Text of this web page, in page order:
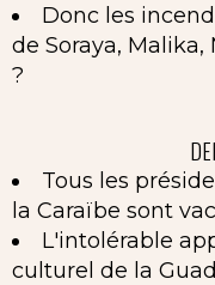
Donc les
de Soraya,
?
Tous les
la Caraïbe sont
L'intolérable
culturel de la